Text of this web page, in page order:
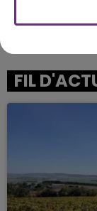
FIL